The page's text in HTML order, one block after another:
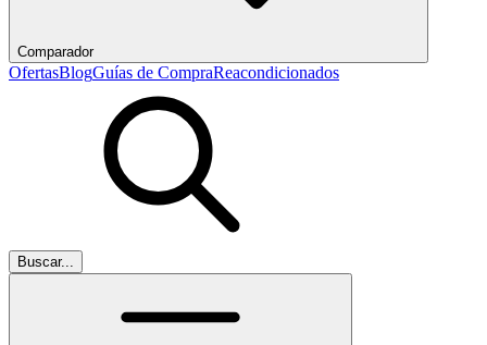
Comparador
OfertasBlogGuías de CompraReacondicionados
Buscar...